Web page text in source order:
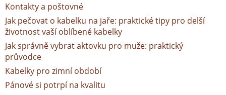
Kontakty a poštovné
Jak pečovat o kabelku na jaře: praktické tipy pro delší
životnost vaší oblíbené kabelky
Jak správně vybrat aktovku pro muže: praktický
průvodce
Kabelky pro zimní období
Pánové si potrpí na kvalitu